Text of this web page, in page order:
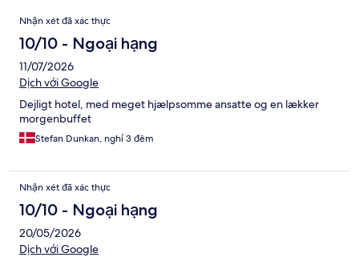
Nhận
xét
Nhận xét đã xác thực
10/10 - Ngoại hạng
11/07/2026
Dịch với Google
Dejligt hotel, med meget hjælpsomme ansatte og en lækker
morgenbuffet
Stefan Dunkan, nghỉ 3 đêm
Nhận xét đã xác thực
10/10 - Ngoại hạng
20/05/2026
Dịch với Google